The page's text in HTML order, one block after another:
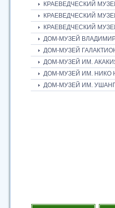
КРАЕВЕДЧЕСКИЙ
КРАЕВЕДЧЕСКИЙ
КРАЕВЕДЧЕСКИЙ
ДОМ-МУЗЕЙ
ДОМ-МУЗЕЙ
ДОМ-МУЗЕЙ ИМ.
ДОМ-МУЗЕЙ ИМ. НИКО
ДОМ-МУЗЕЙ ИМ.